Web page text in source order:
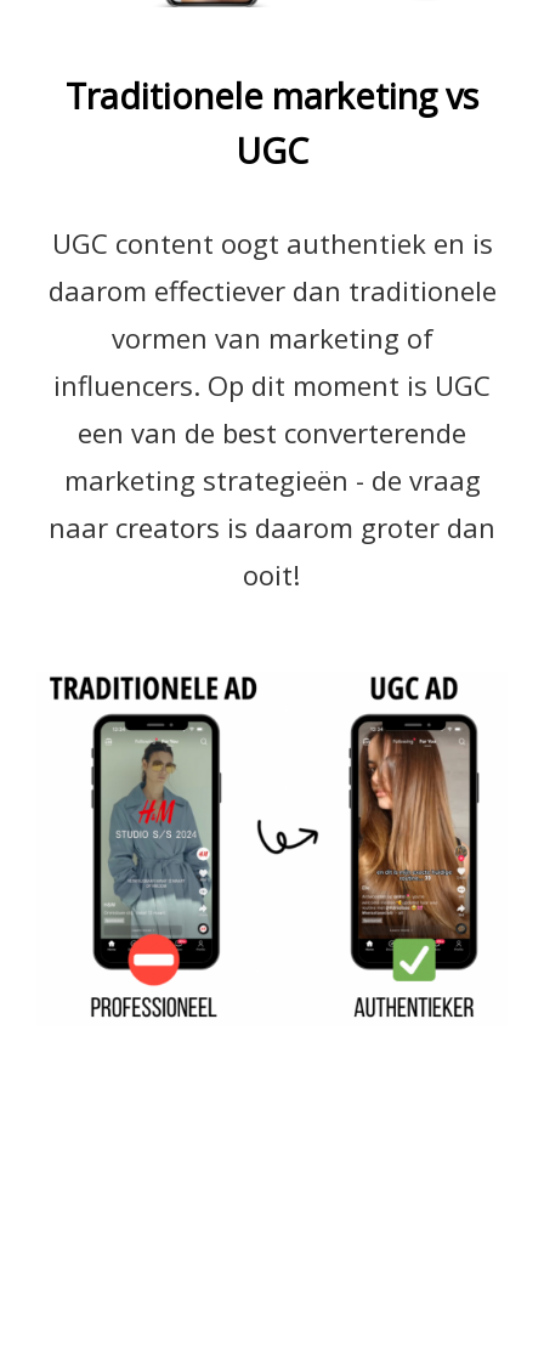
Traditionele marketing vs
UGC
UGC content oogt authentiek en is
daarom effectiever dan traditionele
vormen van marketing of
influencers. Op dit moment is UGC
een van de best converterende
marketing strategieën - de vraag
naar creators is daarom groter dan
ooit!